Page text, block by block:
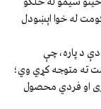
له خوا اېښودل
د پاره، چې
ته متوجه كړي وي؛
او فردي محصول